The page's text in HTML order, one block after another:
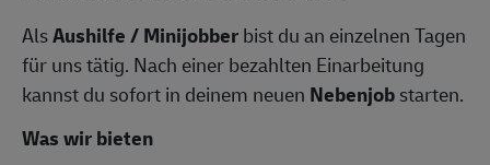
AlsAushilfe / Minijobberbist du an einzelnen Tagen
für uns tätig. Nach einer bezahlten Einarbeitung
kannst du sofort in deinem neuen Nebenjobstarten.
Was wir bieten